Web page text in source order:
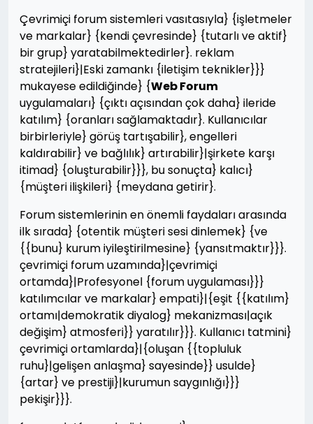
Çevrimiçi forum sistemleri vasıtasıyla} {işletmeler
ve markalar} {kendi çevresinde} {tutarlı ve aktif}
bir grup} yaratabilmektedirler}. reklam
stratejileri}|Eski zamankı {iletişim teknikler}}}
mukayese edildiğinde} {Web Forum
uygulamaları} {çıktı açısından çok daha} ileride
katılım} {oranları sağlamaktadır}. Kullanıcılar
birbirleriyle} görüş tartışabilir}, engelleri
kaldırabilir} ve bağlılık} artırabilir}|şirkete karşı
itimad} {oluşturabilir}}}, bu sonuçta} kalıcı}
{müşteri ilişkileri} {meydana getirir}.
Forum sistemlerinin en önemli faydaları arasında
ilk sırada} {otentik müşteri sesi dinlemek} {ve
{{bunu} kurum iyileştirilmesine} {yansıtmaktır}}}.
çevrimiçi forum uzamında}|çevrimiçi
ortamda}|Profesyonel {forum uygulaması}}}
katılımcılar ve markalar} empati}|{eşit {{katılım}
ortamı|demokratik diyalog} mekanizması|açık
değişim} atmosferi}} yaratılır}}}. Kullanıcı tatmini}
çevrimiçi ortamlarda}|{oluşan {{topluluk
ruhu}|gelişen anlaşma} sayesinde}} usulde}
{artar} ve prestiji}|kurumun saygınlığı}}}
pekişir}}}.